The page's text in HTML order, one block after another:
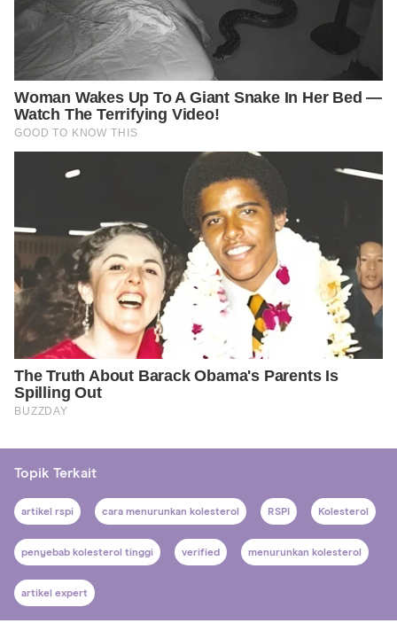
Topik Terkait
artikel rspi cara menurunkan kolesterol RSPI Kolesterol
penyebab kolesterol tinggi verified menurunkan kolesterol
artikel expert